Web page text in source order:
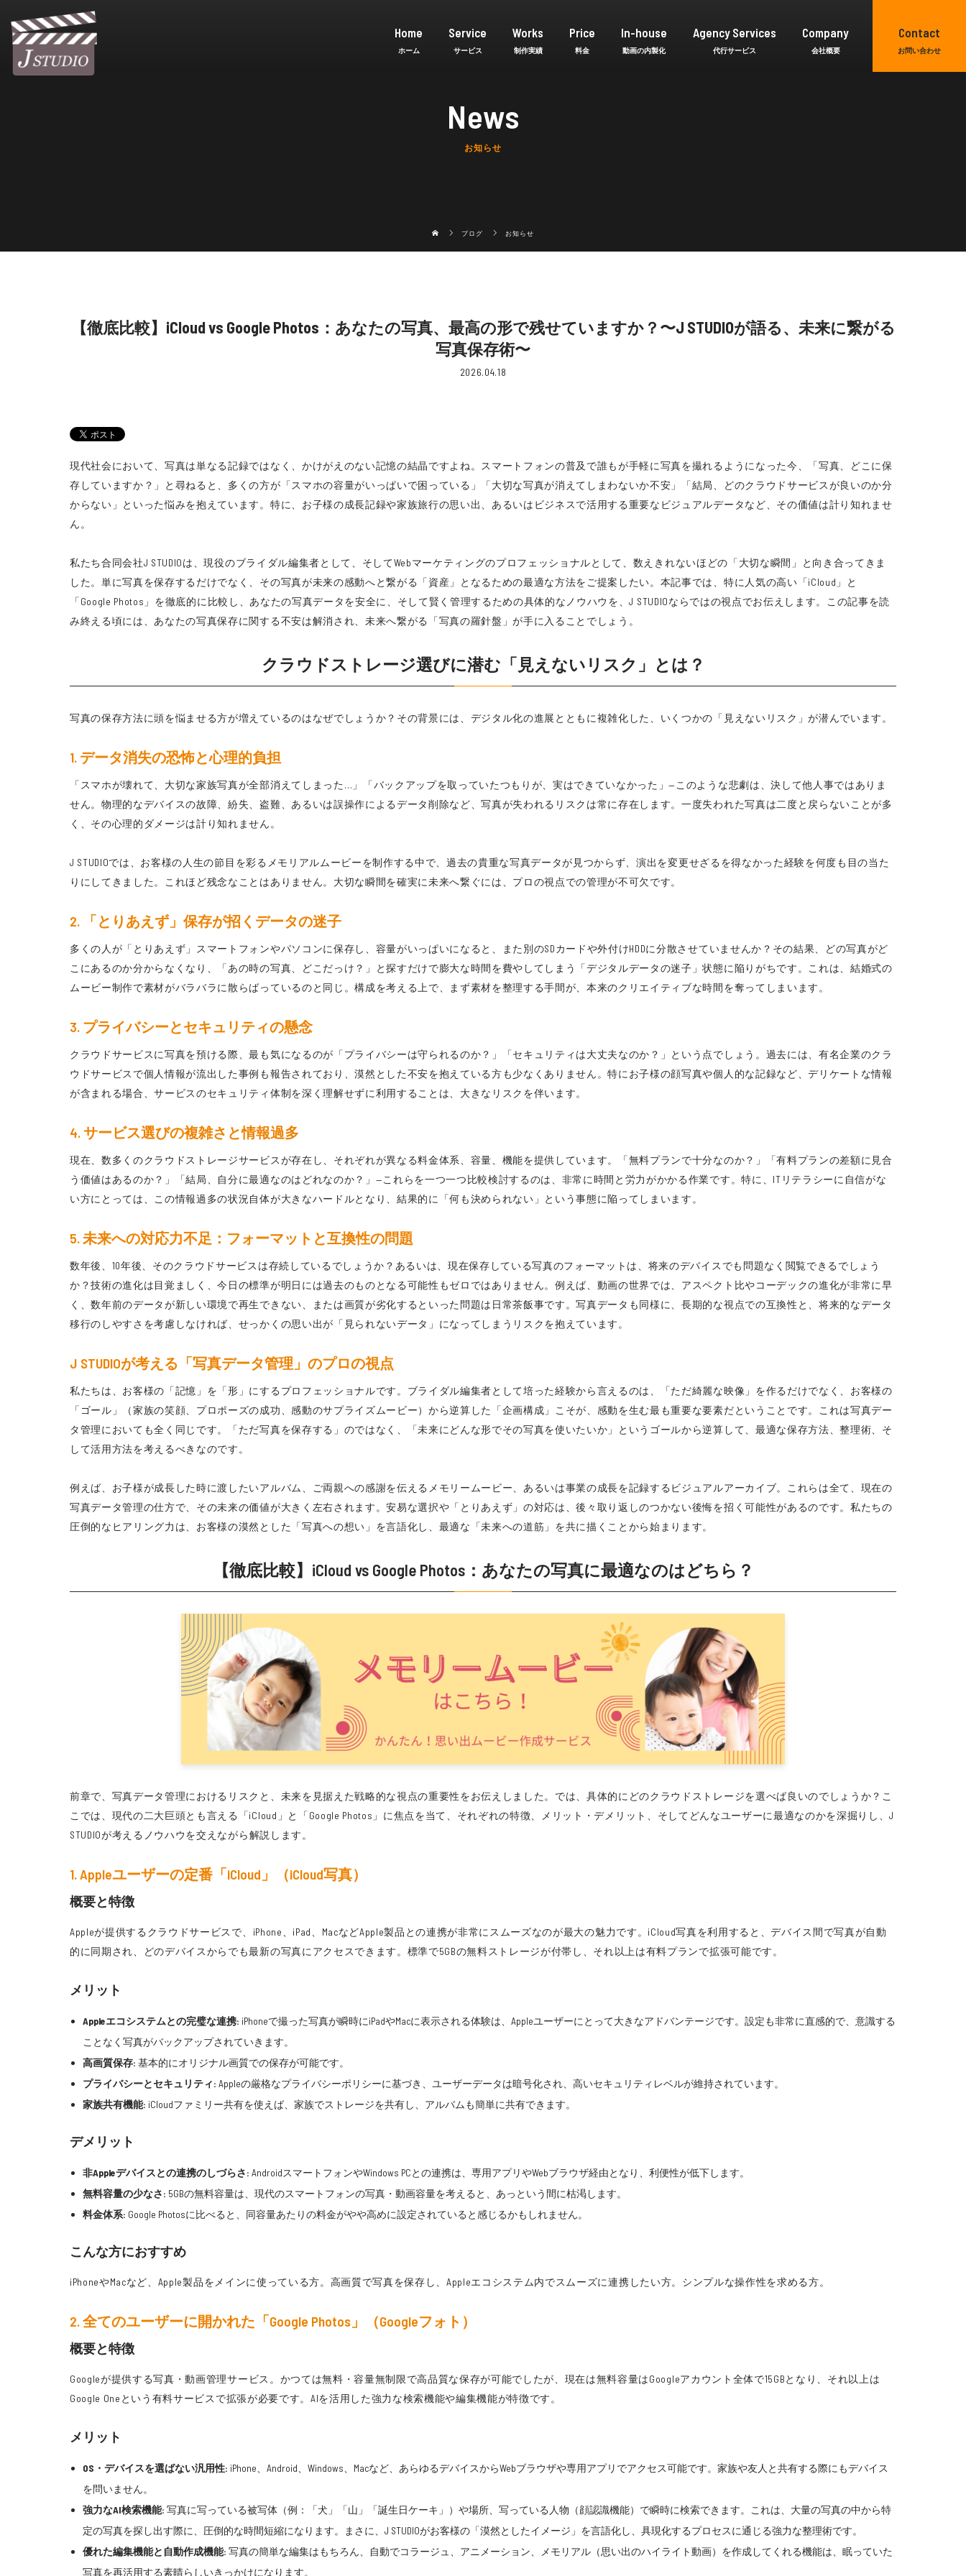
Home Service Works Price In-house Agency Services Company Contact
News
お知らせ
ブログ お知らせ
【徹底比較】iCloud vs Google Photos：あなたの写真、最高の形で残せていますか？〜J STUDIOが語る、未来に繋がる
写真保存術〜
2026.04.18
現代社会において、写真は単なる記録ではなく、かけがえのない記憶の結晶ですよね。スマートフォンの普及で誰もが手軽に写真を撮れるようになった今、「写真、どこに保
存していますか？」と尋ねると、多くの方が「スマホの容量がいっぱいで困っている」「大切な写真が消えてしまわないか不安」「結局、どのクラウドサービスが良いのか分
からない」といった悩みを抱えています。特に、お子様の成長記録や家族旅行の思い出、あるいはビジネスで活用する重要なビジュアルデータなど、その価値は計り知れませ
ん。
私たち合同会社J STUDIOは、現役のブライダル編集者として、そしてWebマーケティングのプロフェッショナルとして、数えきれないほどの「大切な瞬間」と向き合ってきま
した。単に写真を保存するだけでなく、その写真が未来の感動へと繋がる「資産」となるための最適な方法をご提案したい。本記事では、特に人気の高い「iCloud」と
「Google Photos」を徹底的に比較し、あなたの写真データを安全に、そして賢く管理するための具体的なノウハウを、J STUDIOならではの視点でお伝えします。この記事を読
み終える頃には、あなたの写真保存に関する不安は解消され、未来へ繋がる「写真の羅針盤」が手に入ることでしょう。
クラウドストレージ選びに潜む「見えないリスク」とは？
写真の保存方法に頭を悩ませる方が増えているのはなぜでしょうか？その背景には、デジタル化の進展とともに複雑化した、いくつかの「見えないリスク」が潜んでいます。
1. データ消失の恐怖と心理的負担
「スマホが壊れて、大切な家族写真が全部消えてしまった…」「バックアップを取っていたつもりが、実はできていなかった」—このような悲劇は、決して他人事ではありま
せん。物理的なデバイスの故障、紛失、盗難、あるいは誤操作によるデータ削除など、写真が失われるリスクは常に存在します。一度失われた写真は二度と戻らないことが多
く、その心理的ダメージは計り知れません。
J STUDIOでは、お客様の人生の節目を彩るメモリアルムービーを制作する中で、過去の貴重な写真データが見つからず、演出を変更せざるを得なかった経験を何度も目の当た
りにしてきました。これほど残念なことはありません。大切な瞬間を確実に未来へ繋ぐには、プロの視点での管理が不可欠です。
2. 「とりあえず」保存が招くデータの迷子
多くの人が「とりあえず」スマートフォンやパソコンに保存し、容量がいっぱいになると、また別のSDカードや外付けHDDに分散させていませんか？その結果、どの写真がど
こにあるのか分からなくなり、「あの時の写真、どこだっけ？」と探すだけで膨大な時間を費やしてしまう「デジタルデータの迷子」状態に陥りがちです。これは、結婚式の
ムービー制作で素材がバラバラに散らばっているのと同じ。構成を考える上で、まず素材を整理する手間が、本来のクリエイティブな時間を奪ってしまいます。
3. プライバシーとセキュリティの懸念
クラウドサービスに写真を預ける際、最も気になるのが「プライバシーは守られるのか？」「セキュリティは大丈夫なのか？」という点でしょう。過去には、有名企業のクラ
ウドサービスで個人情報が流出した事例も報告されており、漠然とした不安を抱えている方も少なくありません。特にお子様の顔写真や個人的な記録など、デリケートな情報
が含まれる場合、サービスのセキュリティ体制を深く理解せずに利用することは、大きなリスクを伴います。
4. サービス選びの複雑さと情報過多
現在、数多くのクラウドストレージサービスが存在し、それぞれが異なる料金体系、容量、機能を提供しています。「無料プランで十分なのか？」「有料プランの差額に見合
う価値はあるのか？」「結局、自分に最適なのはどれなのか？」—これらを一つ一つ比較検討するのは、非常に時間と労力がかかる作業です。特に、ITリテラシーに自信がな
い方にとっては、この情報過多の状況自体が大きなハードルとなり、結果的に「何も決められない」という事態に陥ってしまいます。
5. 未来への対応力不足：フォーマットと互換性の問題
数年後、10年後、そのクラウドサービスは存続しているでしょうか？あるいは、現在保存している写真のフォーマットは、将来のデバイスでも問題なく閲覧できるでしょう
か？技術の進化は目覚ましく、今日の標準が明日には過去のものとなる可能性もゼロではありません。例えば、動画の世界では、アスペクト比やコーデックの進化が非常に早
く、数年前のデータが新しい環境で再生できない、または画質が劣化するといった問題は日常茶飯事です。写真データも同様に、長期的な視点での互換性と、将来的なデータ
移行のしやすさを考慮しなければ、せっかくの思い出が「見られないデータ」になってしまうリスクを抱えています。
J STUDIOが考える「写真データ管理」のプロの視点
私たちは、お客様の「記憶」を「形」にするプロフェッショナルです。ブライダル編集者として培った経験から言えるのは、「ただ綺麗な映像」を作るだけでなく、お客様の
「ゴール」（家族の笑顔、プロポーズの成功、感動のサプライズムービー）から逆算した「企画構成」こそが、感動を生む最も重要な要素だということです。これは写真デー
タ管理においても全く同じです。「ただ写真を保存する」のではなく、「未来にどんな形でその写真を使いたいか」というゴールから逆算して、最適な保存方法、整理術、そ
して活用方法を考えるべきなのです。
例えば、お子様が成長した時に渡したいアルバム、ご両親への感謝を伝えるメモリームービー、あるいは事業の成長を記録するビジュアルアーカイブ。これらは全て、現在の
写真データ管理の仕方で、その未来の価値が大きく左右されます。安易な選択や「とりあえず」の対応は、後々取り返しのつかない後悔を招く可能性があるのです。私たちの
圧倒的なヒアリング力は、お客様の漠然とした「写真への想い」を言語化し、最適な「未来への道筋」を共に描くことから始まります。
【徹底比較】iCloud vs Google Photos：あなたの写真に最適なのはどちら？
前章で、写真データ管理におけるリスクと、未来を見据えた戦略的な視点の重要性をお伝えしました。では、具体的にどのクラウドストレージを選べば良いのでしょうか？こ
こでは、現代の二大巨頭とも言える「iCloud」と「Google Photos」に焦点を当て、それぞれの特徴、メリット・デメリット、そしてどんなユーザーに最適なのかを深掘りし、J
STUDIOが考えるノウハウを交えながら解説します。
1. Appleユーザーの定番「iCloud」（iCloud写真）
概要と特徴
Appleが提供するクラウドサービスで、iPhone、iPad、MacなどApple製品との連携が非常にスムーズなのが最大の魅力です。iCloud写真を利用すると、デバイス間で写真が自動
的に同期され、どのデバイスからでも最新の写真にアクセスできます。標準で5GBの無料ストレージが付帯し、それ以上は有料プランで拡張可能です。
メリット
Appleエコシステムとの完璧な連携: iPhoneで撮った写真が瞬時にiPadやMacに表示される体験は、Appleユーザーにとって大きなアドバンテージです。設定も非常に直感的で、意識する
ことなく写真がバックアップされていきます。
高画質保存: 基本的にオリジナル画質での保存が可能です。
プライバシーとセキュリティ: Appleの厳格なプライバシーポリシーに基づき、ユーザーデータは暗号化され、高いセキュリティレベルが維持されています。
家族共有機能: iCloudファミリー共有を使えば、家族でストレージを共有し、アルバムも簡単に共有できます。
デメリット
非Appleデバイスとの連携のしづらさ: AndroidスマートフォンやWindows PCとの連携は、専用アプリやWebブラウザ経由となり、利便性が低下します。
無料容量の少なさ: 5GBの無料容量は、現代のスマートフォンの写真・動画容量を考えると、あっという間に枯渇します。
料金体系: Google Photosに比べると、同容量あたりの料金がやや高めに設定されていると感じるかもしれません。
こんな方におすすめ
iPhoneやMacなど、Apple製品をメインに使っている方。高画質で写真を保存し、Appleエコシステム内でスムーズに連携したい方。シンプルな操作性を求める方。
2. 全てのユーザーに開かれた「Google Photos」（Googleフォト）
概要と特徴
Googleが提供する写真・動画管理サービス。かつては無料・容量無制限で高品質な保存が可能でしたが、現在は無料容量はGoogleアカウント全体で15GBとなり、それ以上は
Google Oneという有料サービスで拡張が必要です。AIを活用した強力な検索機能や編集機能が特徴です。
メリット
OS・デバイスを選ばない汎用性: iPhone、Android、Windows、Macなど、あらゆるデバイスからWebブラウザや専用アプリでアクセス可能です。家族や友人と共有する際にもデバイス
を問いません。
強力なAI検索機能: 写真に写っている被写体（例：「犬」「山」「誕生日ケーキ」）や場所、写っている人物（顔認識機能）で瞬時に検索できます。これは、大量の写真の中から特
定の写真を探し出す際に、圧倒的な時間短縮になります。まさに、J STUDIOがお客様の「漠然としたイメージ」を言語化し、具現化するプロセスに通じる強力な整理術です。
優れた編集機能と自動作成機能: 写真の簡単な編集はもちろん、自動でコラージュ、アニメーション、メモリアル（思い出のハイライト動画）を作成してくれる機能は、眠っていた
写真を再活用する素晴らしいきっかけになります。